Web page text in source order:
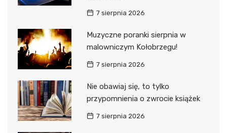
7 sierpnia 2026
Muzyczne poranki sierpnia w
malowniczym Kołobrzegu!
7 sierpnia 2026
Nie obawiaj się, to tylko
przypomnienia o zwrocie książek
7 sierpnia 2026